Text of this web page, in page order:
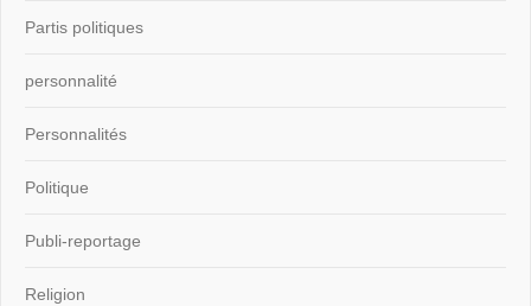
Partis politiques
personnalité
Personnalités
Politique
Publi-reportage
Religion